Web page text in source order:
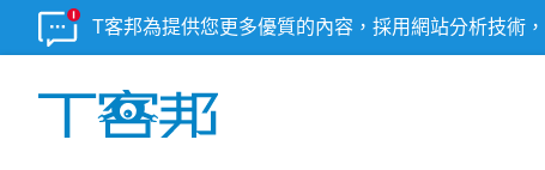
T客邦為提供您更多優質的內容，採用網站分析技術